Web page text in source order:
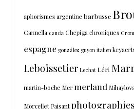
aphorismes argentine barbusse
Cannella cauda Chepigachroniques
espagne gonzález guyon italien
Leboissetier Lechat Léri
martin-boche Mermerland
Morcellet Paisantphotographies